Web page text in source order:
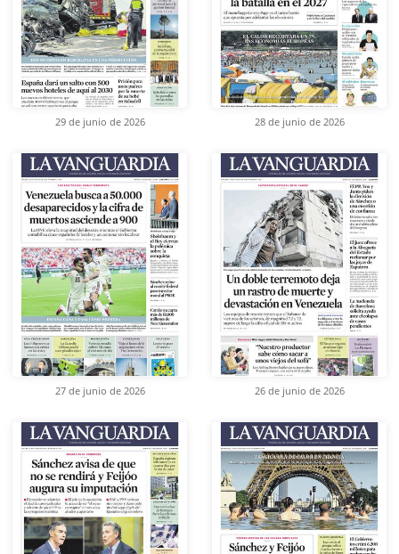
29 de junio de 2026 28 de junio de 2026
27 de junio de 2026 26 de junio de 2026